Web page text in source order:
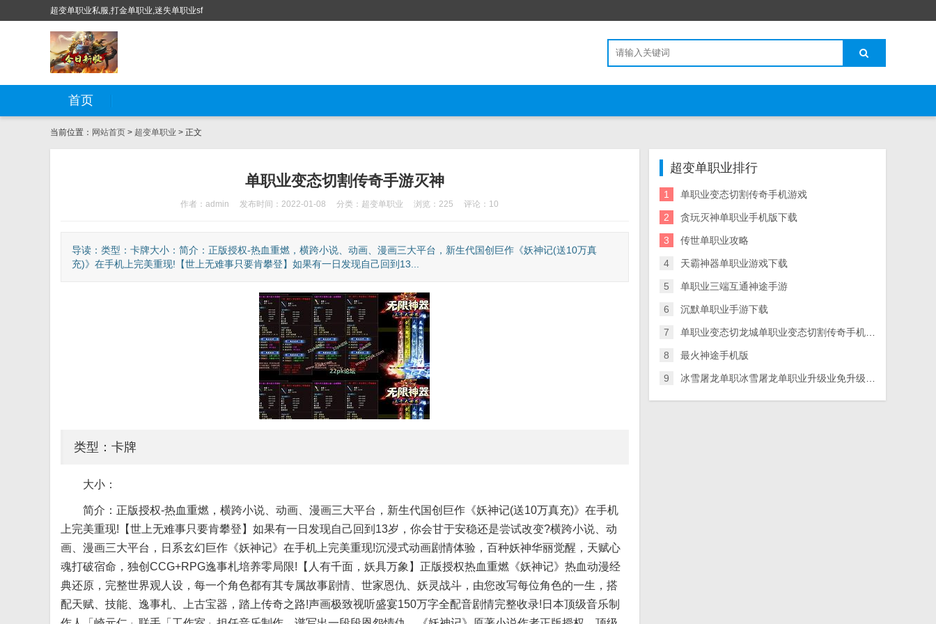
超变单职业私服,打金单职业,迷失单职业sf
首页
当前位置： 网站首页 > 超变单职业 > 正文
单职业变态切割传奇手游灭神
作者：admin 发布时间：2022-01-08 分类： 超变单职业 浏览：225 评论：10
导读：类型：卡牌大小：简介：正版授权-热血重燃，横跨小说、动画、漫画三大平台，新生代国创巨作《妖神记(送10万真
充)》在手机上完美重现!【世上无难事只要肯攀登】如果有一日发现自己回到13...
类型：卡牌
大小：
简介：正版授权-热血重燃，横跨小说、动画、漫画三大平台，新生代国创巨作《妖神记(送10万真充)》在手机
上完美重现!【世上无难事只要肯攀登】如果有一日发现自己回到13岁，你会甘于安稳还是尝试改变?横跨小说、动
画、漫画三大平台，日系玄幻巨作《妖神记》在手机上完美重现!沉浸式动画剧情体验，百种妖神华丽觉醒，天赋心
魂打破宿命，独创CCG+RPG逸事札培养零局限!【人有千面，妖具万象】正版授权热血重燃《妖神记》热血动漫经
典还原，完整世界观人设，每一个角色都有其专属故事剧情、世家恩仇、妖灵战斗，由您改写每位角色的一生，搭
配天赋、技能、逸事札、上古宝器，踏上传奇之路!声画极致视听盛宴150万字全配音剧情完整收录!日本顶级音乐制
超变单职业排行
1 单职业变态切割传奇手机游戏
2 贪玩灭神单职业手机版下载
3 传世单职业攻略
4 天霸神器单职业游戏下载
5 单职业三端互通神途手游
6 沉默单职业手游下载
7 单职业变态切龙城单职业变态切割传奇手机游戏割传奇手机版
8 最火神途手机版
9 冰雪屠龙单职冰雪屠龙单职业升级业免升级版游戏